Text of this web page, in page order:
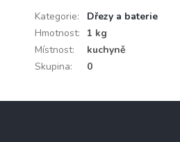
Kategorie:
Dřezy a baterie
Hmotnost:
1 kg
Místnost:
kuchyně
Skupina: 0